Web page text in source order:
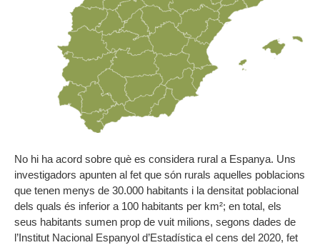
No hi ha acord sobre què es considera rural a Espanya. Uns
investigadors apunten al fet que són rurals aquelles poblacions
que tenen menys de 30.000 habitants i la densitat poblacional
dels quals és inferior a 100 habitants per km²; en total, els
seus habitants sumen prop de vuit milions, segons dades de
l’Institut Nacional Espanyol d’Estadística el cens del 2020, fet